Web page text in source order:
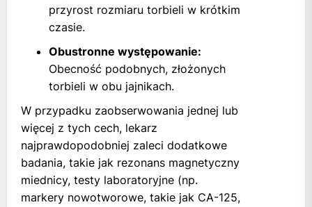
przyrost rozmiaru torbieli w krótkim
czasie.
Obustronne występowanie:
Obecność podobnych, złożonych
torbieli w obu jajnikach.
W przypadku zaobserwowania jednej lub
więcej z tych cech, lekarz
najprawdopodobniej zaleci dodatkowe
badania, takie jak rezonans magnetyczny
miednicy, testy laboratoryjne (np.
markery nowotworowe, takie jak CA-125,